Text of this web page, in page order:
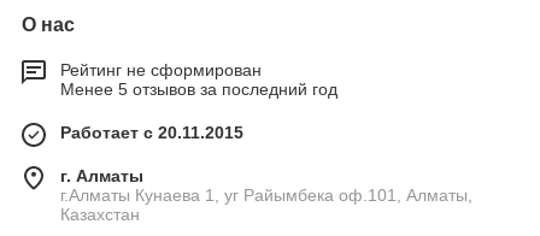
О нас
Рейтинг не сформирован
Менее 5 отзывов за последний год
Работает с 20.11.2015
г. Алматы
г.Алматы Кунаева 1, уг Райымбека оф.101, Алматы,
Казахстан